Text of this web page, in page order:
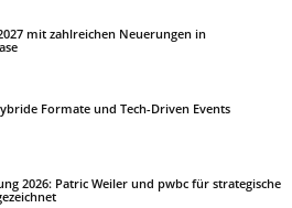
mit zahlreichen Neuerungen in
Formate und Tech-Driven Events
2026: Patric Weiler und pwbc für strategische